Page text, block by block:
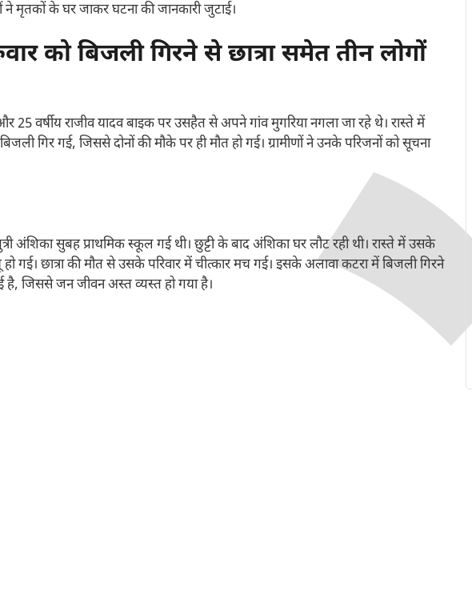
मृतकों के घर जाकर घटना की जानकारी जुटाई।
को बिजली गिरने से छात्रा समेत तीन लोगों
25 वर्षीय राजीव यादव बाइक पर उसहैत से अपने गांव मुगरिया नगला जा रहे थे। रास्ते में
गिर गई, जिससे दोनों की मौके पर ही मौत हो गई। ग्रामीणों ने उनके परिजनों को सूचना
अंशिका सुबह प्राथमिक स्कूल गई थी। छुट्टी के बाद अंशिका घर लौट रही थी। रास्ते में उसके
गई। छात्रा की मौत से उसके परिवार में चीत्कार मच गई। इसके अलावा कटरा में बिजली गिरने
है, जिससे जन जीवन अस्त व्यस्त हो गया है।